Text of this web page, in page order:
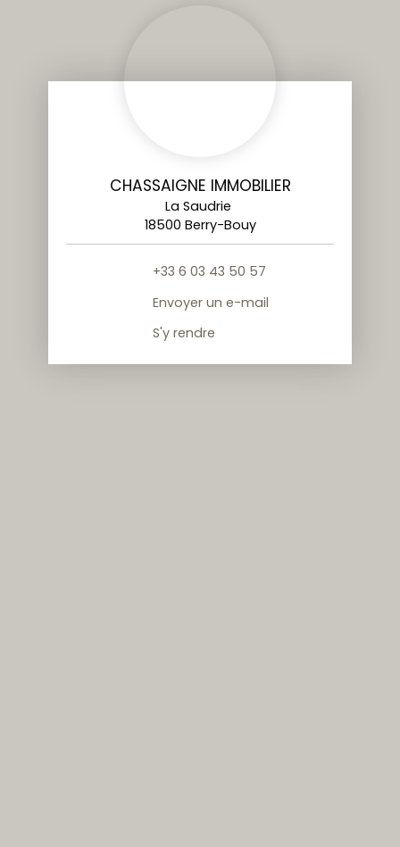
CHASSAIGNE IMMOBILIER
La Saudrie
18500 Berry-Bouy
+33 6 03 43 50 57
Envoyer un e-mail
S'y rendre